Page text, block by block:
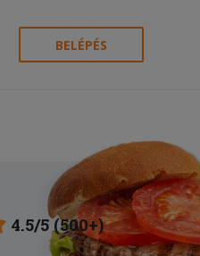
BELÉPÉS
4.5/5 (500+)